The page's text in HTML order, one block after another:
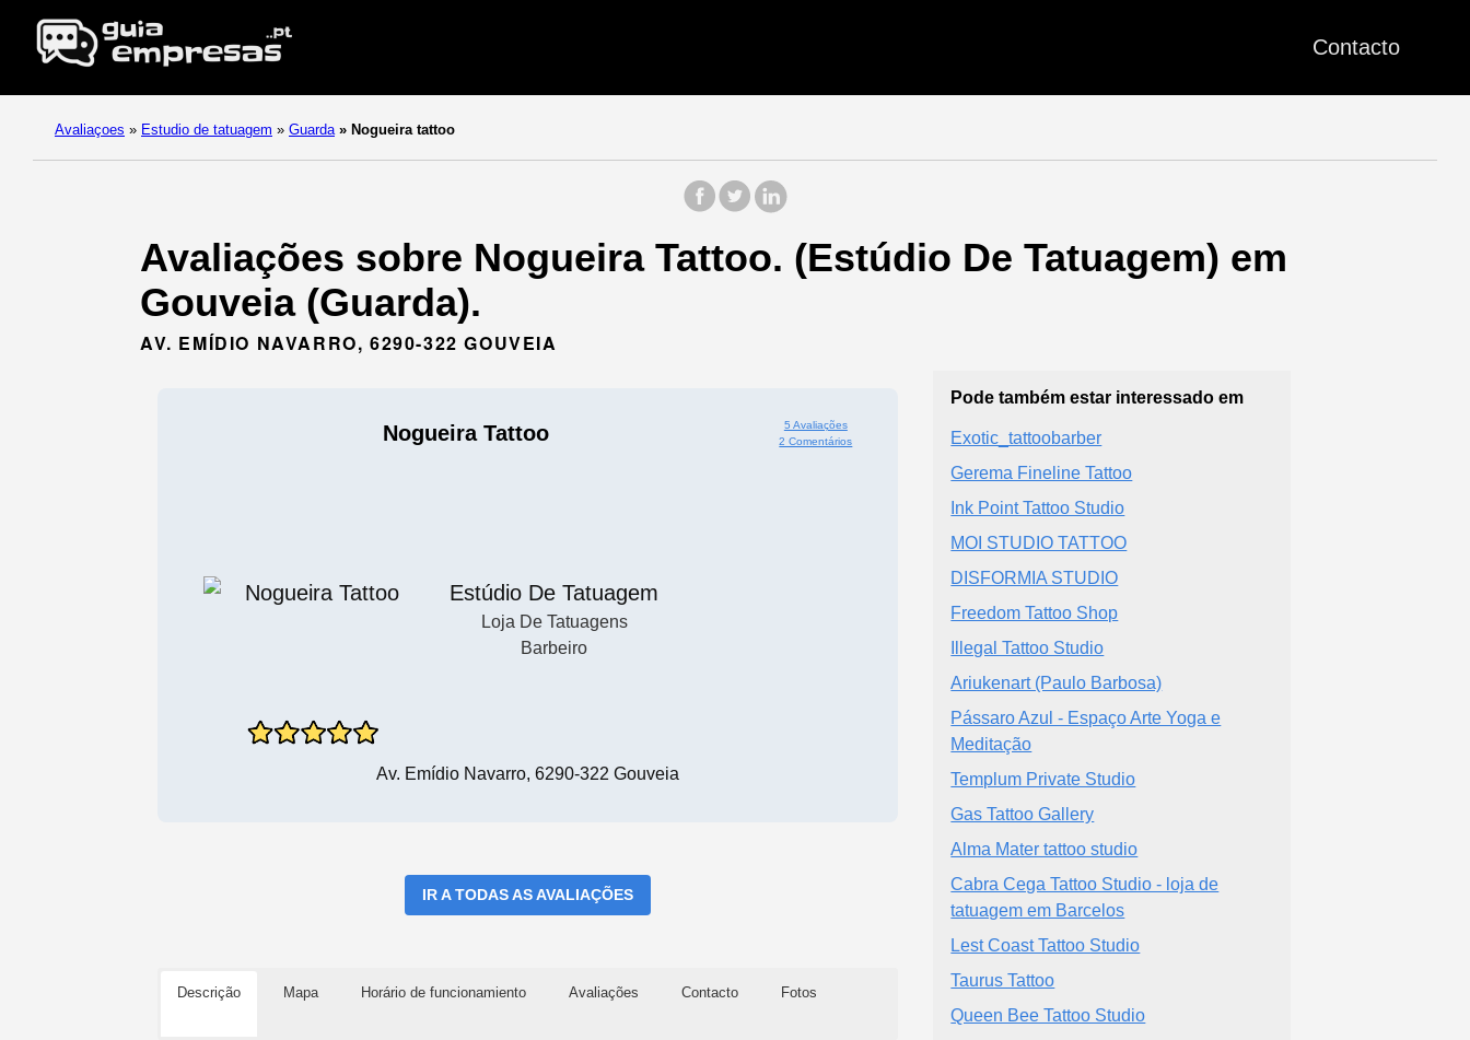
Contacto
Avaliaçoes » Estudio de tatuagem » Guarda » Nogueira tattoo
Avaliações sobre Nogueira Tattoo. (Estúdio De Tatuagem) em
Gouveia (Guarda).
AV. EMÍDIO NAVARRO, 6290-322 GOUVEIA
Nogueira Tattoo
5 Avaliações
2 Comentários
Estúdio De Tatuagem
Loja De Tatuagens
Barbeiro
Av. Emídio Navarro, 6290-322 Gouveia
IR A TODAS AS AVALIAÇÕES
Descrição Mapa Horário de funcionamiento Avaliações Contacto Fotos
Pode também estar interessado em
Exotic_tattoobarber
Gerema Fineline Tattoo
Ink Point Tattoo Studio
MOI STUDIO TATTOO
DISFORMIA STUDIO
Freedom Tattoo Shop
Illegal Tattoo Studio
Ariukenart (Paulo Barbosa)
Pássaro Azul - Espaço Arte Yoga e
Meditação
Templum Private Studio
Gas Tattoo Gallery
Alma Mater tattoo studio
Cabra Cega Tattoo Studio - loja de
tatuagem em Barcelos
Lest Coast Tattoo Studio
Taurus Tattoo
Queen Bee Tattoo Studio